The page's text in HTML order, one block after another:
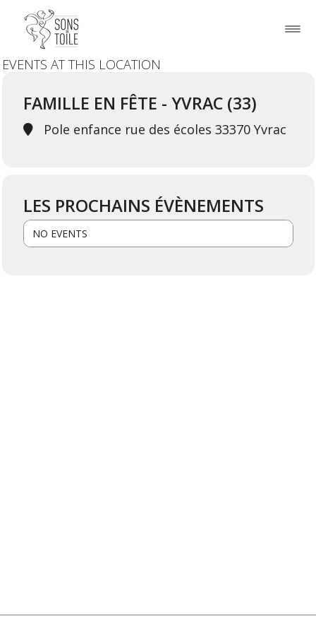
EVENTS AT THIS LOCATION
FAMILLE EN FÊTE - YVRAC (33)
Pole enfance rue des écoles 33370 Yvrac
LES PROCHAINS ÉVÈNEMENTS
NO EVENTS